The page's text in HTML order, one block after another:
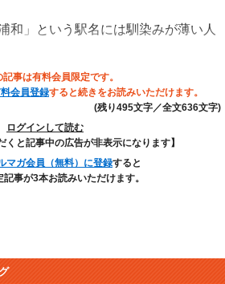
和」という駅名には馴染みが薄い人
記事は有料会員限定です。
会員登録すると続きをお読みいただけます。
(残り495文字／全文636文字)
ログインして読む
くと記事中の広告が非表示になります】
マガ会員（無料）に登録すると
事が3本お読みいただけます。